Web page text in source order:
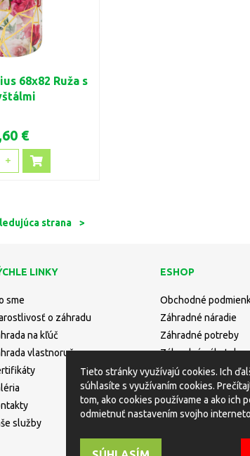
68x82 Ruža s
€
strana >
LINKY
sme
o záhradu
na kľúč
vlastnoručne
služby
ESHOP
Obchodné
Záhradné náradie
Záhradné potreby
Záhradný nábytok
Rastliny
Tieto stránky využívajú cookies. Ich
súhlasíte s využívaním cookies.
tom, ako cookies používame a ako ich
odmietnuť nastavením svojho